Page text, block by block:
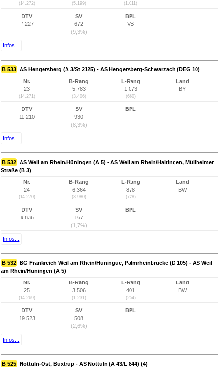
(14.272) (5.199) (1.011)
DTV
7.227
SV
672
(9,3%)
BPL
VB
Infos...
B 533 AS Hengersberg (A 3/St 2125) - AS Hengersberg-Schwarzach (DEG 10)
Nr.
23
(14.271)
B-Rang
5.783
(3.406)
L-Rang
1.073
(660)
Land
BY
DTV
11.210
SV
930
(8,3%)
BPL
Infos...
B 532 AS Weil am Rhein/Hüningen (A 5) - AS Weil am Rhein/Haltingen, Müllheimer
Straße (B 3)
Nr.
24
(14.270)
B-Rang
6.364
(3.980)
L-Rang
878
(728)
Land
BW
DTV
9.836
SV
167
(1,7%)
BPL
Infos...
B 532 BG Frankreich Weil am Rhein/Huningue, Palmrheinbrücke (D 105) - AS Weil
am Rhein/Hüningen (A 5)
Nr.
25
(14.269)
B-Rang
3.506
(1.231)
L-Rang
401
(254)
Land
BW
DTV
19.523
SV
508
(2,6%)
BPL
Infos...
B 525 Nottuln-Ost, Buxtrup - AS Nottuln (A 43/L 844) (4)